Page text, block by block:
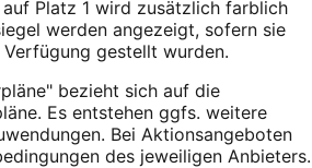
Platz 1 wird zusätzlich farblich
werden angezeigt, sofern sie
gestellt wurden.
bezieht sich auf die
Es entstehen ggfs. weitere
Bei Aktionsangeboten
des jeweiligen Anbieters.